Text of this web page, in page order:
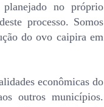
no próprio
processo. Somos
do ovo caipira em
econômicas do
outros municípios.